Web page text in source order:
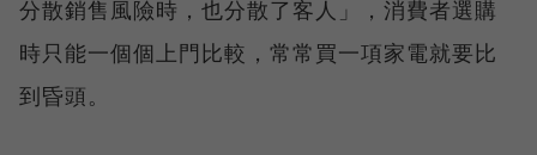
分散銷售風險時，也分散了客人」，消費者選購
時只能一個個上門比較，常常買一項家電就要比
到昏頭。